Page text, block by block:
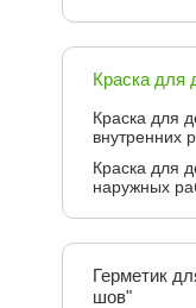
Лазурь для
Краска для
Краска для
внутренних
Краска для
наружных
Герметик
шов"